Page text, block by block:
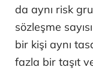
da aynı risk
sözleşme
bir kişi aynı
fazla bir taşıt